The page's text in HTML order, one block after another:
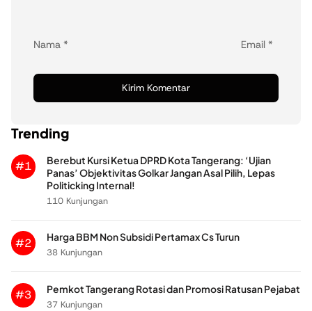
Nama * Email *
Trending
#1
Berebut Kursi Ketua DPRD Kota Tangerang: ‘Ujian
Panas’ Objektivitas Golkar Jangan Asal Pilih, Lepas
Politicking Internal!
110 Kunjungan
#2
Harga BBM Non Subsidi Pertamax Cs Turun
38 Kunjungan
#3
Pemkot Tangerang Rotasi dan Promosi Ratusan Pejabat
37 Kunjungan